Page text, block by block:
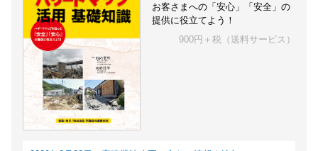
お客さまへの「安心」「安全」の
提供に役立てよう！
900円＋税（送料サービス）